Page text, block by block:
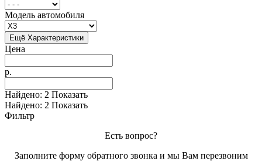
Модель автомобиля
Ещё Характеристики
Цена
р.
Найдено: 2 Показать
Найдено: 2 Показать
Фильтр
Есть вопрос?
Заполните форму обратного звонка и мы Вам перезвоним